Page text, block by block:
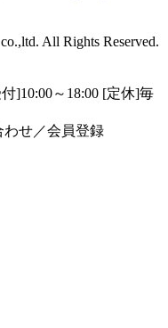
All Rights Reserved.